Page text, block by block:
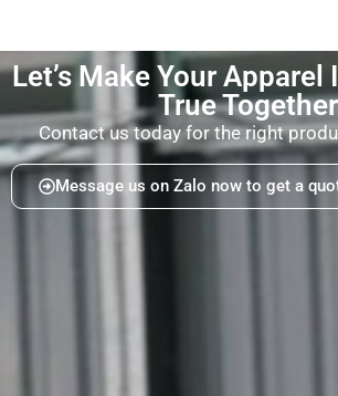
Let’s Make Your Apparel
True Together
Contact us today for the right
Message us on Zalo now to get a